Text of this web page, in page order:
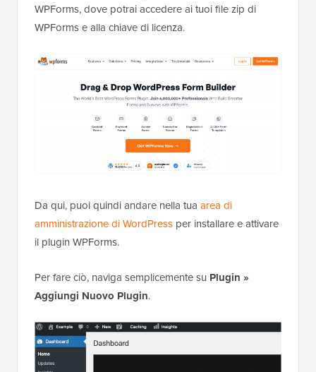
WPForms, dove potrai accedere ai tuoi file zip di
WPForms e alla chiave di licenza.
Da qui, puoi quindi andare nella tua area di
amministrazione di WordPress per installare e attivare
il plugin WPForms.
Per fare ciò, naviga semplicemente su Plugin »
Aggiungi Nuovo Plugin.